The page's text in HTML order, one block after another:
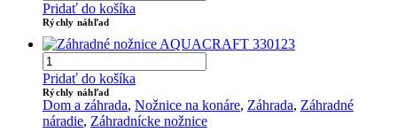
Pridať do košíka
Rýchly náhľad
Pridať do košíka
Rýchly náhľad
Dom a záhrada, Nožnice na konáre, Záhrada, Záhradné
náradie, Záhradnícke nožnice